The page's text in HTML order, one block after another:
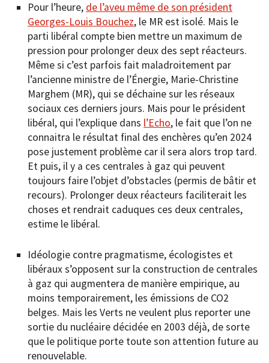
Pour l’heure, de l’aveu même de son président
Georges-Louis Bouchez, le MR est isolé. Mais le
parti libéral compte bien mettre un maximum de
pression pour prolonger deux des sept réacteurs.
Même si c’est parfois fait maladroitement par
l’ancienne ministre de l’Énergie, Marie-Christine
Marghem (MR), qui se déchaine sur les réseaux
sociaux ces derniers jours. Mais pour le président
libéral, qui l’explique dans l’Echo, le fait que l’on ne
connaitra le résultat final des enchères qu’en 2024
pose justement problème car il sera alors trop tard.
Et puis, il y a ces centrales à gaz qui peuvent
toujours faire l’objet d’obstacles (permis de bâtir et
recours). Prolonger deux réacteurs faciliterait les
choses et rendrait caduques ces deux centrales,
estime le libéral.
Idéologie contre pragmatisme, écologistes et
libéraux s’opposent sur la construction de centrales
à gaz qui augmentera de manière empirique, au
moins temporairement, les émissions de CO2
belges. Mais les Verts ne veulent plus reporter une
sortie du nucléaire décidée en 2003 déjà, de sorte
que le politique porte toute son attention future au
renouvelable.